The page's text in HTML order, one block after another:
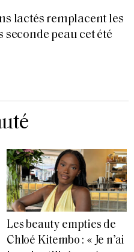
lactés remplacent les
peau cet été
Les beauty empties de
Chloé Kitembo : « Je n’ai